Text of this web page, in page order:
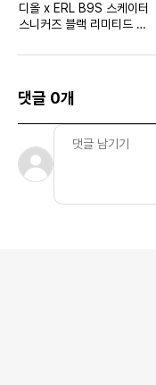
디올 x ERL B9S 스케이터
스니커즈 블랙 리미티드 넘
댓글 0개